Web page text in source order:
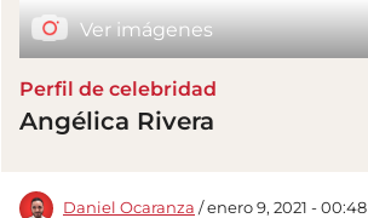
Ver imágenes
Perfil de celebridad
Angélica Rivera
Daniel Ocaranza / enero 9, 2021 - 00:48